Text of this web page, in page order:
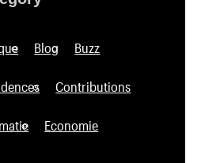
Blog Buzz
Contributions
Economie